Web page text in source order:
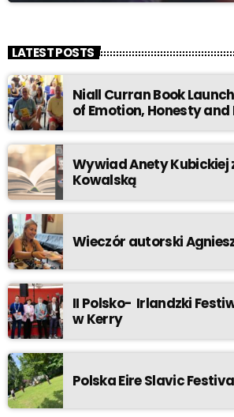
LATEST POSTS
Niall Curran Book
of Emotion, Honesty
Wywiad Anety Kubickiej
Kowalską
Wieczór autorski
II Polsko- Irlandzki
w Kerry
Polska Eire Slavic